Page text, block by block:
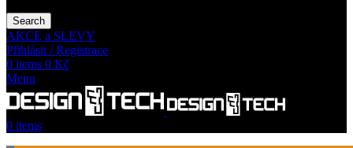
Search
AKCE a SLEVY
Přihlásit / Registrace
0 items 0 Kč
Menu
0 items